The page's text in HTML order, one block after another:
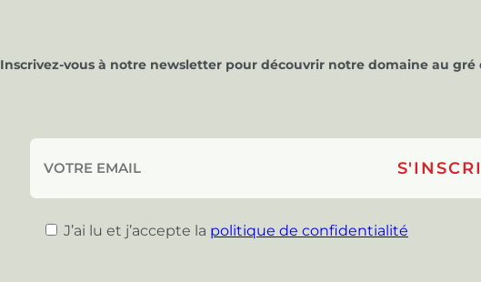
Inscrivez-vous à notre newsletter pour découvrir notre domaine au gré
J’ai lu et j’accepte la politique de confidentialité